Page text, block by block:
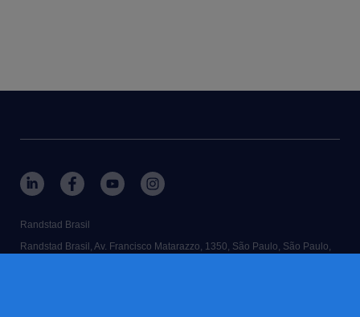
Randstad Brasil
Randstad Brasil, Av. Francisco Matarazzo, 1350, São Paulo, São Paulo,